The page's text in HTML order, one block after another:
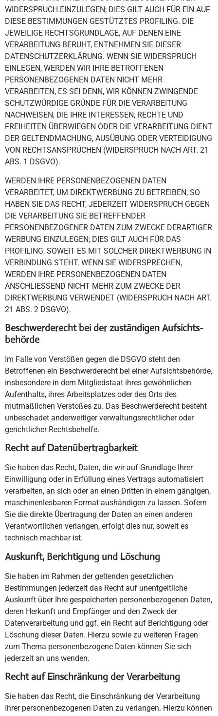
WIDERSPRUCH EINZULEGEN; DIES GILT AUCH FÜR EIN AUF
DIESE BESTIMMUNGEN GESTÜTZTES PROFILING. DIE
JEWEILIGE RECHTSGRUNDLAGE, AUF DENEN EINE
VERARBEITUNG BERUHT, ENTNEHMEN SIE DIESER
DATENSCHUTZERKLÄRUNG. WENN SIE WIDERSPRUCH
EINLEGEN, WERDEN WIR IHRE BETROFFENEN
PERSONENBEZOGENEN DATEN NICHT MEHR
VERARBEITEN, ES SEI DENN, WIR KÖNNEN ZWINGENDE
SCHUTZWÜRDIGE GRÜNDE FÜR DIE VERARBEITUNG
NACHWEISEN, DIE IHRE INTERESSEN, RECHTE UND
FREIHEITEN ÜBERWIEGEN ODER DIE VERARBEITUNG DIENT
DER GELTENDMACHUNG, AUSÜBUNG ODER VERTEIDIGUNG
VON RECHTSANSPRÜCHEN (WIDERSPRUCH NACH ART. 21
ABS. 1 DSGVO).
WERDEN IHRE PERSONENBEZOGENEN DATEN
VERARBEITET, UM DIREKTWERBUNG ZU BETREIBEN, SO
HABEN SIE DAS RECHT, JEDERZEIT WIDERSPRUCH GEGEN
DIE VERARBEITUNG SIE BETREFFENDER
PERSONENBEZOGENER DATEN ZUM ZWECKE DERARTIGER
WERBUNG EINZULEGEN; DIES GILT AUCH FÜR DAS
PROFILING, SOWEIT ES MIT SOLCHER DIREKTWERBUNG IN
VERBINDUNG STEHT. WENN SIE WIDERSPRECHEN,
WERDEN IHRE PERSONENBEZOGENEN DATEN
ANSCHLIESSEND NICHT MEHR ZUM ZWECKE DER
DIREKTWERBUNG VERWENDET (WIDERSPRUCH NACH ART.
21 ABS. 2 DSGVO).
Beschwerde­recht bei der zuständigen Aufsichts­
behörde
Im Falle von Verstößen gegen die DSGVO steht den
Betroffenen ein Beschwerderecht bei einer Aufsichtsbehörde,
insbesondere in dem Mitgliedstaat ihres gewöhnlichen
Aufenthalts, ihres Arbeitsplatzes oder des Orts des
mutmaßlichen Verstoßes zu. Das Beschwerderecht besteht
unbeschadet anderweitiger verwaltungsrechtlicher oder
gerichtlicher Rechtsbehelfe.
Recht auf Daten­übertrag­barkeit
Sie haben das Recht, Daten, die wir auf Grundlage Ihrer
Einwilligung oder in Erfüllung eines Vertrags automatisiert
verarbeiten, an sich oder an einen Dritten in einem gängigen,
maschinenlesbaren Format aushändigen zu lassen. Sofern
Sie die direkte Übertragung der Daten an einen anderen
Verantwortlichen verlangen, erfolgt dies nur, soweit es
technisch machbar ist.
Auskunft, Berichtigung und Löschung
Sie haben im Rahmen der geltenden gesetzlichen
Bestimmungen jederzeit das Recht auf unentgeltliche
Auskunft über Ihre gespeicherten personenbezogenen Daten,
deren Herkunft und Empfänger und den Zweck der
Datenverarbeitung und ggf. ein Recht auf Berichtigung oder
Löschung dieser Daten. Hierzu sowie zu weiteren Fragen
zum Thema personenbezogene Daten können Sie sich
jederzeit an uns wenden.
Recht auf Einschränkung der Verarbeitung
Sie haben das Recht, die Einschränkung der Verarbeitung
Ihrer personenbezogenen Daten zu verlangen. Hierzu können